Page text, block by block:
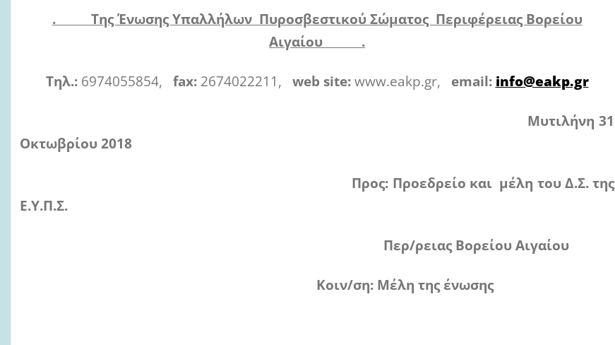
. Της Ένωσης Υπαλλήλων Πυροσβεστικού Σώματος Περιφέρειας Βορείου
Αιγαίου .
Τηλ.: 6974055854, fax: 2674022211, web site:www.eakp.gr, email: info@eakp.gr
Μυτιλήνη 31
Οκτωβρίου 2018
Προς: Προεδρείο και μέλη του Δ.Σ. της
Ε.Υ.Π.Σ.
Περ/ρειας Βορείου Αιγαίου
Κοιν/ση: Μέλη της ένωσης